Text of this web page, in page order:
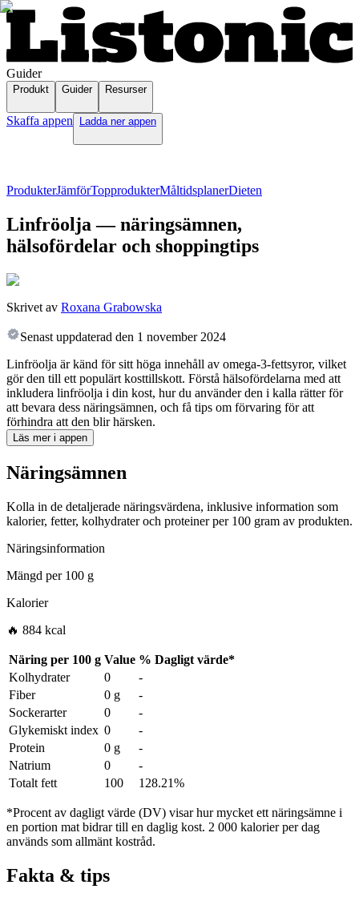
Guider
Produkt Guider Resurser
Skaffa appen Ladda ner appen
ProdukterJämförTopprodukterMåltidsplanerDieten
Linfröolja — näringsämnen,
hälsofördelar och shoppingtips
Skrivet av Roxana Grabowska
Senast uppdaterad den 1 november 2024
Linfröolja är känd för sitt höga innehåll av omega-3-fettsyror, vilket
gör den till ett populärt kosttillskott. Förstå hälsofördelarna med att
inkludera linfröolja i din kost, hur du använder den i kalla rätter för
att bevara dess näringsämnen, och få tips om förvaring för att
förhindra att den blir härsken.
Läs mer i appen
Näringsämnen
Kolla in de detaljerade näringsvärdena, inklusive information som
kalorier, fetter, kolhydrater och proteiner per 100 gram av produkten.
Näringsinformation
Mängd per100 g
Kalorier
🔥 884 kcal
Näring per 100 g Value % Dagligt värde*
Kolhydrater
0
-
Fiber
0 g
-
Sockerarter
0
-
Glykemiskt index 0
-
Protein
0 g
-
Natrium
0
-
Totalt fett
100 128.21%
*Procent av dagligt värde (DV) visar hur mycket ett näringsämne i
en portion mat bidrar till en daglig kost. 2 000 kalorier per dag
används som allmänt kostråd.
Fakta & tips